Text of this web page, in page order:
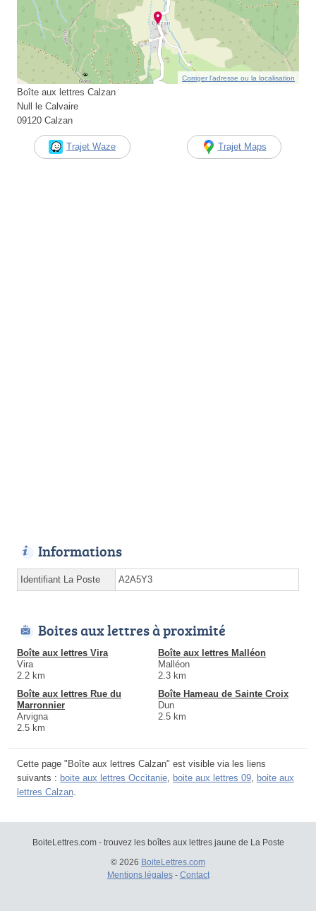
Corriger l’adresse ou la localisation
Boîte aux lettres Calzan
Null le Calvaire
09120 Calzan
Trajet Waze Trajet Maps
Informations
Identifiant La Poste A2A5Y3
Boites aux lettres à proximité
Boîte aux lettres Vira
Vira
2.2 km
Boîte aux lettres Malléon
Malléon
2.3 km
Boîte aux lettres Rue du
Marronnier
Arvigna
2.5 km
Boîte Hameau de Sainte Croix
Dun
2.5 km
Cette page "Boîte aux lettres Calzan" est visible via les liens
suivants : boite aux lettres Occitanie boite aux lettres 09 boite aux
lettres Calzan
BoiteLettres.com - trouvez les boîtes aux lettres jaune de La Poste
© 2026 BoiteLettres.com
Mentions légales- Contact